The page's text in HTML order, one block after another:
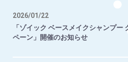
2026/01/22
「ゾイック ベースメイクシャンプー
ペーン」開催のお知らせ